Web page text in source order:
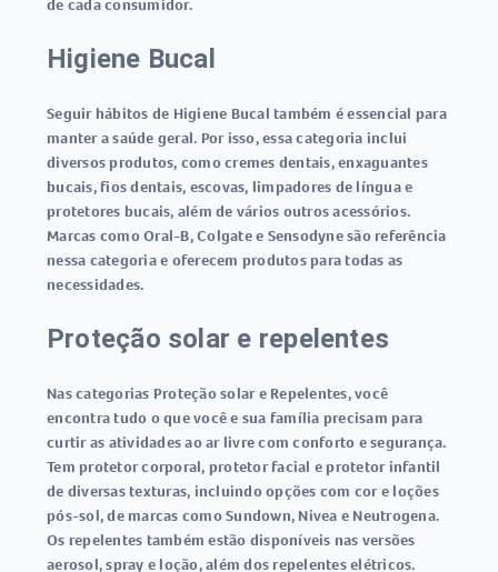
de cada consumidor.
Higiene Bucal
Seguir hábitos de Higiene Bucal também é essencial para
manter a saúde geral. Por isso, essa categoria inclui
diversos produtos, como cremes dentais, enxaguantes
bucais, fios dentais, escovas, limpadores de língua e
protetores bucais, além de vários outros acessórios.
Marcas como Oral-B, Colgate e Sensodyne são referência
nessa categoria e oferecem produtos para todas as
necessidades.
Proteção solar e repelentes
Nas categorias Proteção solar e Repelentes, você
encontra tudo o que você e sua família precisam para
curtir as atividades ao ar livre com conforto e segurança.
Tem protetor corporal, protetor facial e protetor infantil
de diversas texturas, incluindo opções com cor e loções
pós-sol, de marcas como Sundown, Nivea e Neutrogena.
Os repelentes também estão disponíveis nas versões
aerosol, spray e loção, além dos repelentes elétricos.